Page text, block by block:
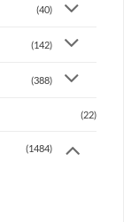
(40)
(142)
(388)
(22)
(1484)